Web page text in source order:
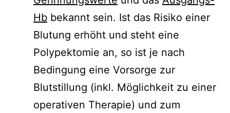
Hb bekannt sein. Ist das Risiko einer
Blutung erhöht und steht eine
Polypektomie an, so ist je nach
Bedingung eine Vorsorge zur
Blutstillung (inkl. Möglichkeit zu einer
operativen Therapie) und zum